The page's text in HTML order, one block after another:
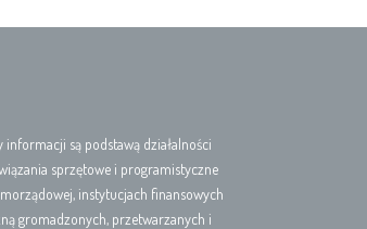
są podstawą działalności
sprzętowe i programistyczne
instytucjach finansowych
gromadzonych, przetwarzanych i